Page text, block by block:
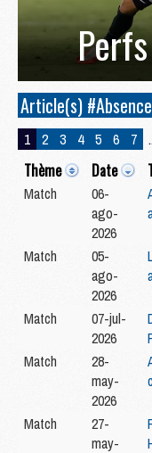
Article(s) #Absence
1 2 3 4 5 6 7
Thème Date
Match
06-
ago-
2026
Match
05-
ago-
2026
Match
07-jul-
2026
Match
28-
may-
2026
Match
27-
may-